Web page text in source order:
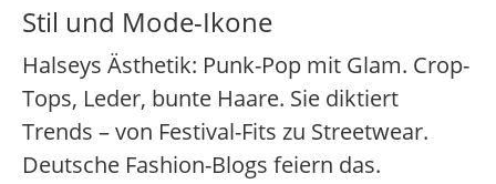
Stil und Mode-Ikone
Halseys Ästhetik: Punk-Pop mit Glam. Crop-
Tops, Leder, bunte Haare. Sie diktiert
Trends – von Festival-Fits zu Streetwear.
Deutsche Fashion-Blogs feiern das.